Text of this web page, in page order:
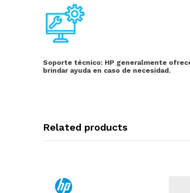
Soporte técnico: HP generalmente
brindar ayuda en caso de necesidad.
Related products